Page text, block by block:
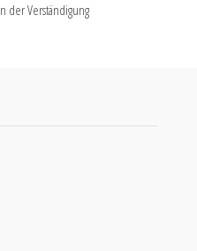
der Verständigung